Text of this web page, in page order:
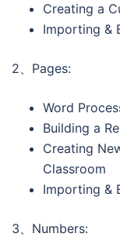
Creating a
Importing &
2、Pages:
Word
Building a
Creating
Classroom
Importing &
3、Numbers: